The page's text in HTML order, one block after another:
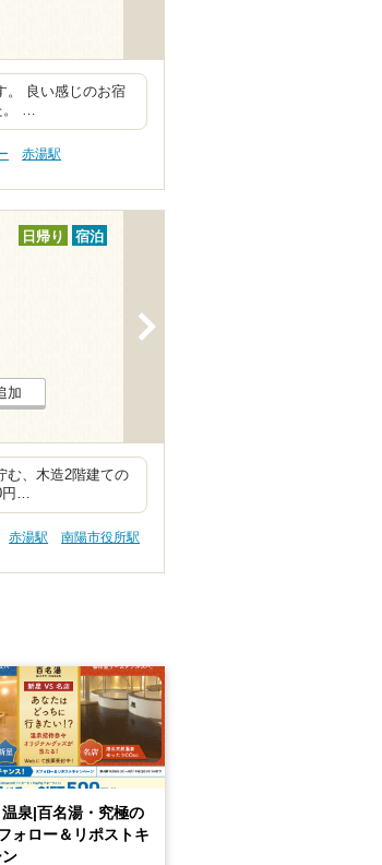
。 良い感じのお宿
。 …
赤湯駅
日帰り 宿泊
加
む、木造2階建ての
円…
赤湯駅
南陽市役所駅
泉|百名湯・究極の
ォロー＆リポストキ